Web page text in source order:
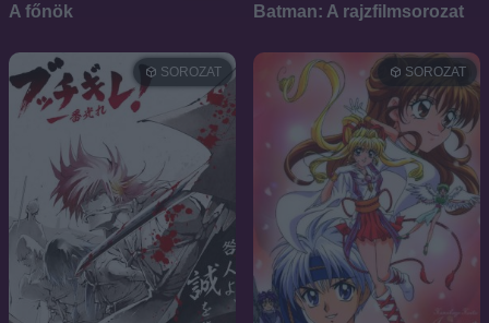
A főnök Batman: A rajzfilmsorozat
SOROZAT SOROZAT